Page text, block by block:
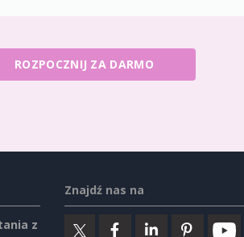
ROZPOCZNIJ ZA DARMO
z
Znajdź nas na